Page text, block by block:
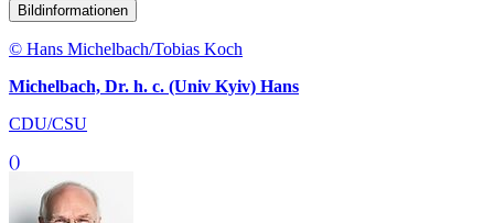
Bildinformationen
© Hans Michelbach/Tobias Koch
Michelbach, Dr. h. c. (Univ Kyiv) Hans
CDU/CSU
()